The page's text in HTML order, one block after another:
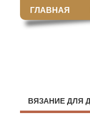
ГЛАВНАЯ
ВЯЗАНИЕ ДЛЯ